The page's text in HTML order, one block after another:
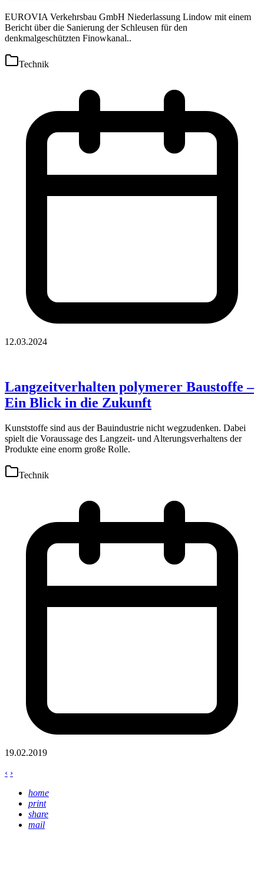
EUROVIA Verkehrsbau GmbH Niederlassung Lindow mit einem
Bericht über die Sanierung der Schleusen für den
denkmalgeschützten Finowkanal..
Technik
12.03.2024
Langzeitverhalten polymerer Baustoffe –
Ein Blick in die Zukunft
Kunststoffe sind aus der Bauindustrie nicht wegzudenken. Dabei
spielt die Voraussage des Langzeit- und Alterungsverhaltens der
Produkte eine enorm große Rolle.
Technik
19.02.2019
‹ ›
home
print
share
mail